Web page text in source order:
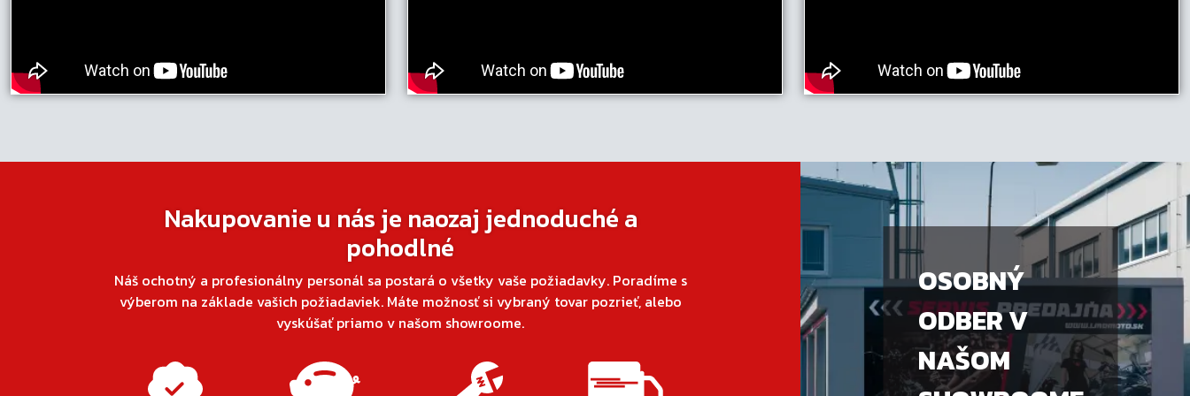
Nakupovanie u nás je naozaj jednoduché a
pohodlné
Náš ochotný a profesionálny personál sa postará o všetky vaše požiadavky. Poradíme s
výberom na základe vašich požiadaviek. Máte možnosť si vybraný tovar pozrieť, alebo
vyskúšať priamo v našom showroome.
OSOBNÝ
ODBER V
NAŠOM